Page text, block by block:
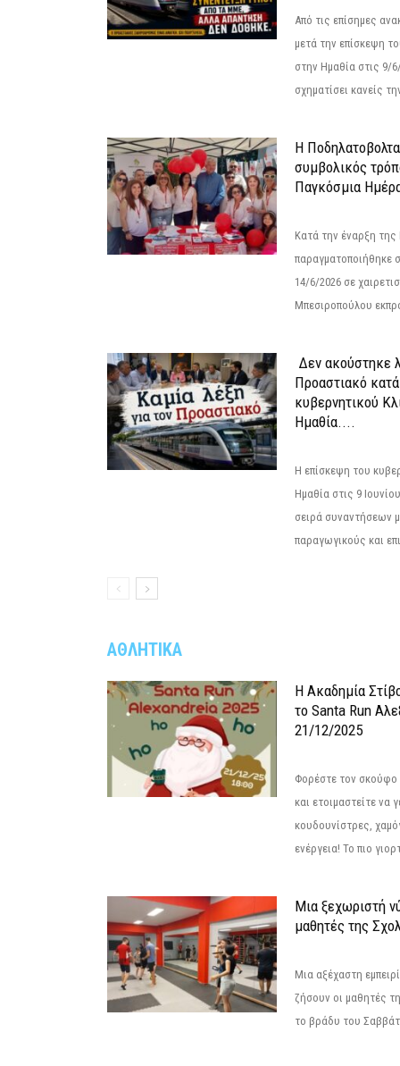
Από τις επίσημες
μετά την επίσκεψη
στην Ημαθία στις 9/
σχηματίσει κανείς
Η Ποδηλατοβολτα
συμβολικός
Παγκόσμια
Κατά την έναρξη
παραγματοποιήθηκε
14/6/2026 σε
Μπεσιροπούλου
Δεν ακούστηκε
Προαστιακό
κυβερνητικού
Ημαθία....
Η επίσκεψη του
Ημαθία στις 9
σειρά συναντήσεων
παραγωγικούς και
ΑΘΛΗΤΙΚΑ
Η Ακαδημία
το Santa Run
21/12/2025
Φορέστε τον σκούφο
και ετοιμαστείτε να
κουδουνίστρες,
ενέργεια! Το πιο
Μια ξεχωριστή
μαθητές της
Μια αξέχαστη
ζήσουν οι μαθητές
το βράδυ του